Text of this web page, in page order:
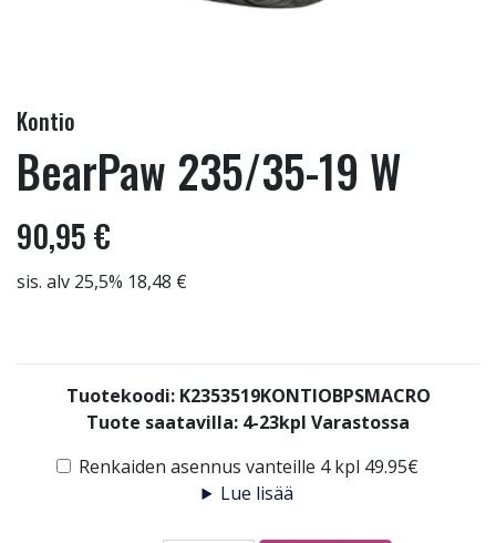
Kontio
BearPaw 235/35-19 W
90,95 €
sis. alv 25,5% 18,48 €
Tuotekoodi: K2353519KONTIOBPSMACRO
Tuote saatavilla: 4-23kpl Varastossa
Renkaiden asennus vanteille 4 kpl 49.95€
Lue lisää